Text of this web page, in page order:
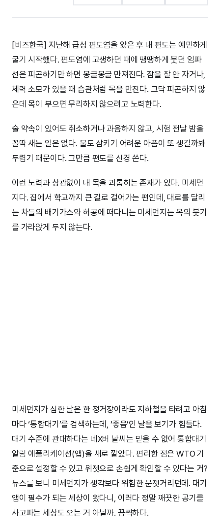
[비즈한국] 지난해 급성 편도염을 앓은 후 내 편도는 예민하게
굴기 시작했다. 편도염에 고생하던 때에 땡땡하게 붓던 임파
선은 피곤하기만 하면 몽글몽글 만져진다. 잠을 잘 안 자거나,
체력 소모가 있을 때 습관처럼 목을 만진다. 그닥 피곤하지 않
은데 목이 부으면 무리하지 않으려고 노력한다.
술 약속이 있어도 취소하거나 과음하지 않고, 시험 전날 밤을
꼴딱 새는 일은 없다. 물도 삼키기 어려운 아픔이 또 생길까봐
두렵기 때문이다. 그만큼 편도를 신경 쓴다.
이런 노력과 상관없이 내 목을 괴롭히는 존재가 있다. 미세먼
지다. 집에서 학교까지 큰 길로 걸어가는 편인데, 대로를 달리
는 차들의 배기가스와 허공에 떠다니는 미세먼지는 목의 붓기
를 가라앉게 두지 않는다.
미세먼지가 심한 날은 한 정거장이라도 지하철을 타려고 아침
마다 ‘통합대기’를 검색하는데, ‘좋음’인 날을 보기가 힘들다.
대기 수준에 관대하다는 네X버 날씨는 믿을 수 없어 통합대기
알림 애플리케이션(앱)을 새로 깔았다. 편리한 점은 WTO 기
준으로 설정할 수 있고 위젯으로 손쉽게 확인할 수 있다는 거?
뉴스를 보니 미세먼지가 생각보다 위험한 문젯거리던데. 대기
앱이 필수가 되는 세상이 왔다니, 이러다 정말 깨끗한 공기를
사고파는 세상도 오는 거 아닐까. 끔찍하다.